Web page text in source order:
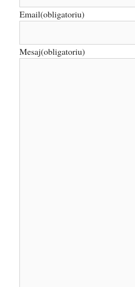
Email(obligatoriu)
Mesaj(obligatoriu)